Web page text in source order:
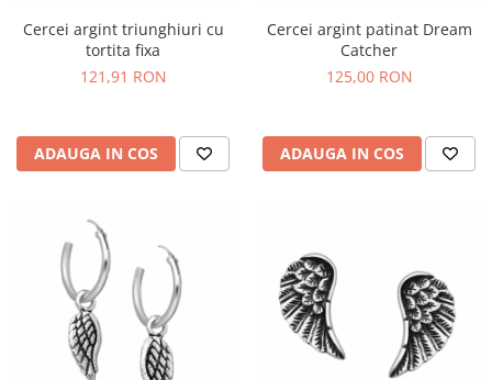
Cercei argint triunghiuri cu
tortita fixa
121,91 RON
ADAUGA IN COS
Cercei argint patinat Dream
Catcher
125,00 RON
ADAUGA IN COS